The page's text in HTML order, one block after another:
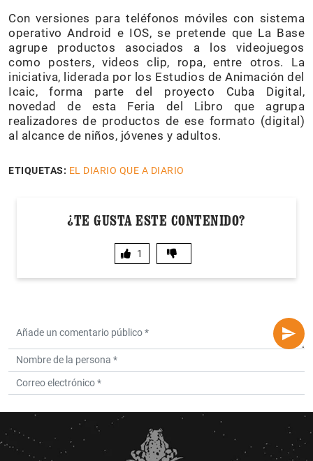
Con versiones para teléfonos móviles con sistema
operativo Android e IOS, se pretende que La Base
agrupe productos asociados a los videojuegos
como posters, videos clip, ropa, entre otros. La
iniciativa, liderada por los Estudios de Animación del
Icaic, forma parte del proyecto Cuba Digital,
novedad de esta Feria del Libro que agrupa
realizadores de productos de ese formato (digital)
al alcance de niños, jóvenes y adultos.
ETIQUETAS: EL DIARIO QUE A DIARIO
¿TE GUSTA ESTE CONTENIDO?
1